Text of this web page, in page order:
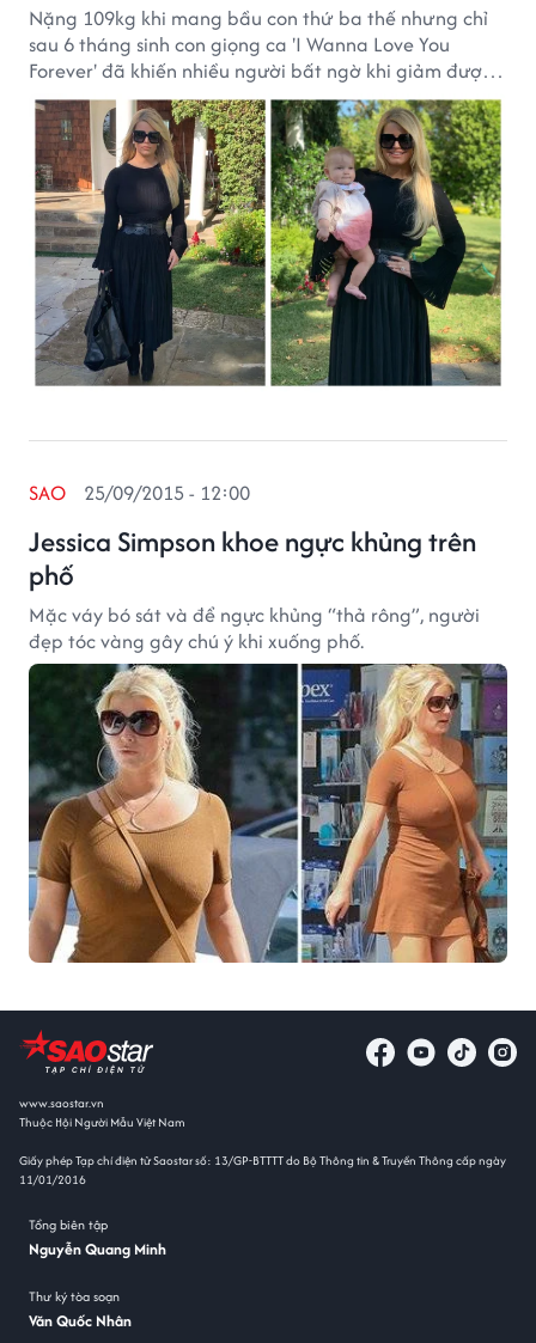
Nặng 109kg khi mang bầu con thứ ba thế nhưng chỉ
sau 6 tháng sinh con giọng ca 'I Wanna Love You
Forever' đã khiến nhiều người bất ngờ khi giảm được
45kg.
Jessica Simpson khoe ngực khủng trên
phố
SAO 25/09/2015 - 12:00
Mặc váy bó sát và để ngực khủng “thả rông”, người
đẹp tóc vàng gây chú ý khi xuống phố.
www.saostar.vn
Thuộc Hội Người Mẫu Việt Nam
Giấy phép Tạp chí điện tử Saostar số: 13/GP-BTTTT do Bộ Thông tin & Truyền Thông cấp ngày
11/01/2016
Tổng biên tập
Nguyễn Quang Minh
Thư ký tòa soạn
Văn Quốc Nhân